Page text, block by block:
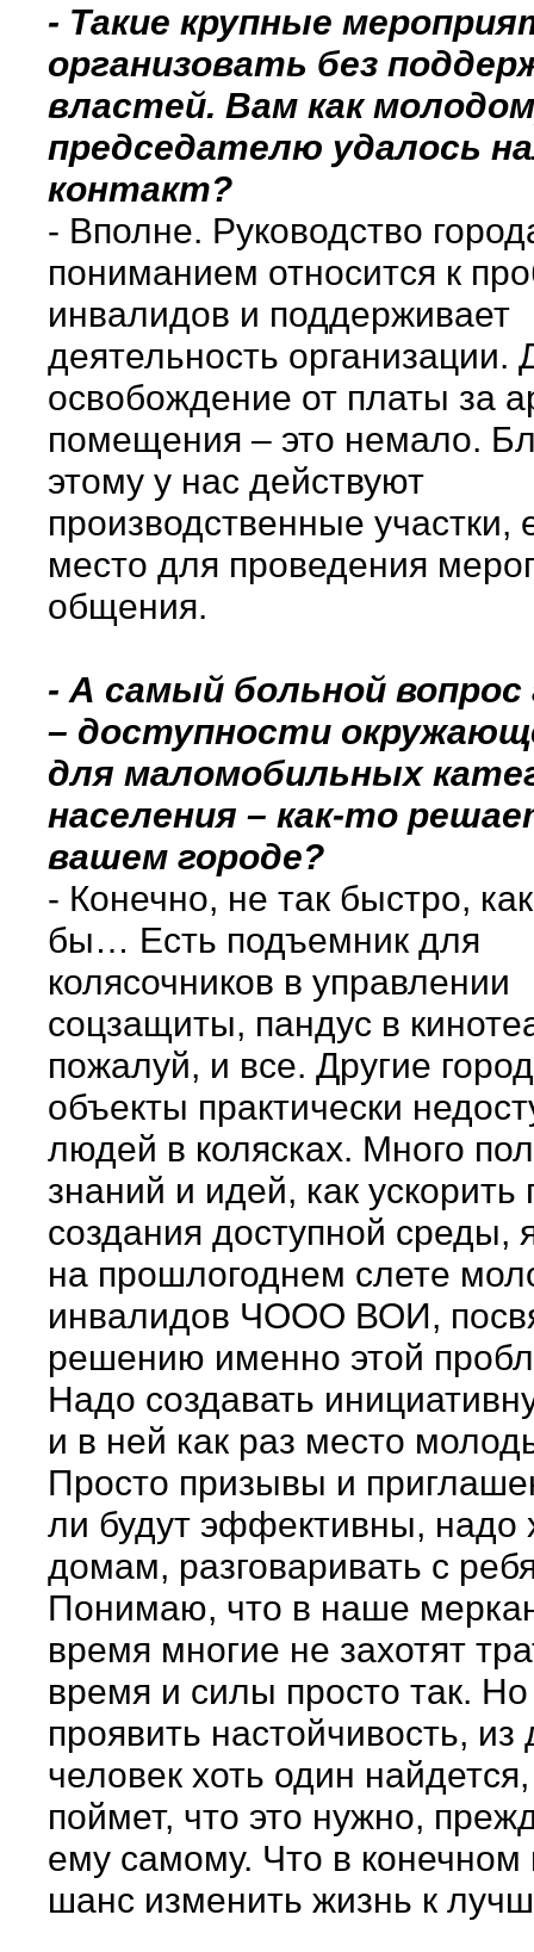
- Такие крупные
организовать без
властей. Вам как
председателю удалось
контакт?
- Вполне. Руководство
пониманием относится к
инвалидов и поддерживает
деятельность организации.
освобождение от платы за
помещения – это немало.
этому у нас действуют
производственные участки,
место для проведения
общения.
- А самый больной вопрос
– доступности
для маломобильных
населения – как-то
вашем городе?
- Конечно, не так быстро,
бы… Есть подъемник для
колясочников в управлении
соцзащиты, пандус в
пожалуй, и все. Другие
объекты практически
людей в колясках. Много
знаний и идей, как ускорить
создания доступной среды,
на прошлогоднем слете
инвалидов ЧООО ВОИ,
решению именно этой
Надо создавать
и в ней как раз место
Просто призывы и
ли будут эффективны, надо
домам, разговаривать с
Понимаю, что в наше
время многие не захотят
время и силы просто так.
проявить настойчивость, из
человек хоть один найдется,
поймет, что это нужно,
ему самому. Что в конечном
шанс изменить жизнь к